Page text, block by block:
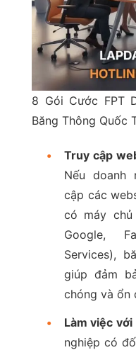
8 Gói Cước FPT
Băng Thông Quốc
•
Truy cập
Nếu doanh
cập các
có máy
Google,
Services),
giúp đảm
chóng và ổn
•
Làm việc
nghiệp có